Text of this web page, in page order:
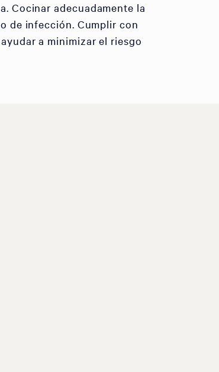
Cocinar adecuadamente la
de infección. Cumplir con
a minimizar el riesgo